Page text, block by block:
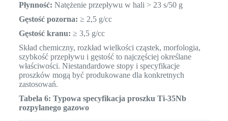
Płynność: Natężenie przepływu w hali > 23 s/50 g
Gęstość pozorna: ≥ 2,5 g/cc
Gęstość kranu: ≥ 3,5 g/cc
Skład chemiczny, rozkład wielkości cząstek, morfologia,
szybkość przepływu i gęstość to najczęściej określane
właściwości. Niestandardowe stopy i specyfikacje
proszków mogą być produkowane dla konkretnych
zastosowań.
Tabela 6: Typowa specyfikacja proszku Ti-35Nb
rozpylanego gazowo